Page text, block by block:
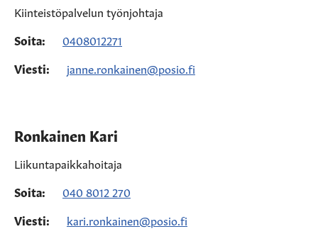
Kiinteistöpalvelun työnjohtaja
Soita:
0408012271
Viesti:
janne.ronkainen@posio.fi
Ronkainen Kari
Liikuntapaikkahoitaja
Soita:
040 8012 270
Viesti:
kari.ronkainen@posio.fi